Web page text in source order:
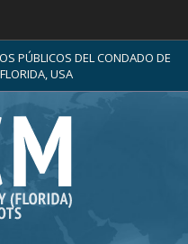
PÚBLICOS DEL CONDADO DE
USA